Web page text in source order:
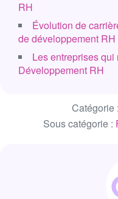
RH
Évolution de
de développement RH
Les entreprises
Développement RH
Catégorie :
Sous catégorie :